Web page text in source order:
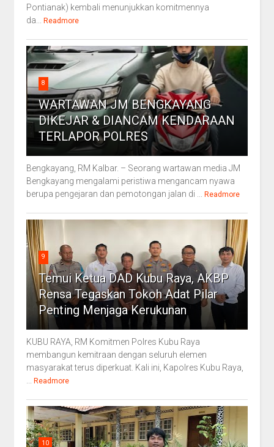
Pontianak) kembali menunjukkan komitmennya
da...
Readmore
8
WARTAWAN JM BENGKAYANG
DIKEJAR & DIANCAM KENDARAAN
TERLAPOR POLRES
Bengkayang, RM Kalbar. – Seorang wartawan media JM
Bengkayang mengalami peristiwa mengancam nyawa
berupa pengejaran dan pemotongan jalan di ...
Readmore
9
Temui Ketua DAD Kubu Raya, AKBP
Rensa Tegaskan Tokoh Adat Pilar
Penting Menjaga Kerukunan
KUBU RAYA, RM Komitmen Polres Kubu Raya
membangun kemitraan dengan seluruh elemen
masyarakat terus diperkuat. Kali ini, Kapolres Kubu Raya,
Readmore
10